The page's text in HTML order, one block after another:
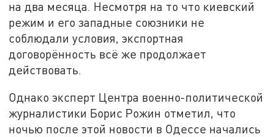
на два месяца. Несмотря на то что киевский
режим и его западные союзники не
соблюдали условия, экспортная
договорённость всё же продолжает
действовать.
Однако эксперт Центра военно-политической
журналистики Борис Рожин отметил, что
ночью после этой новости в Одессе начались